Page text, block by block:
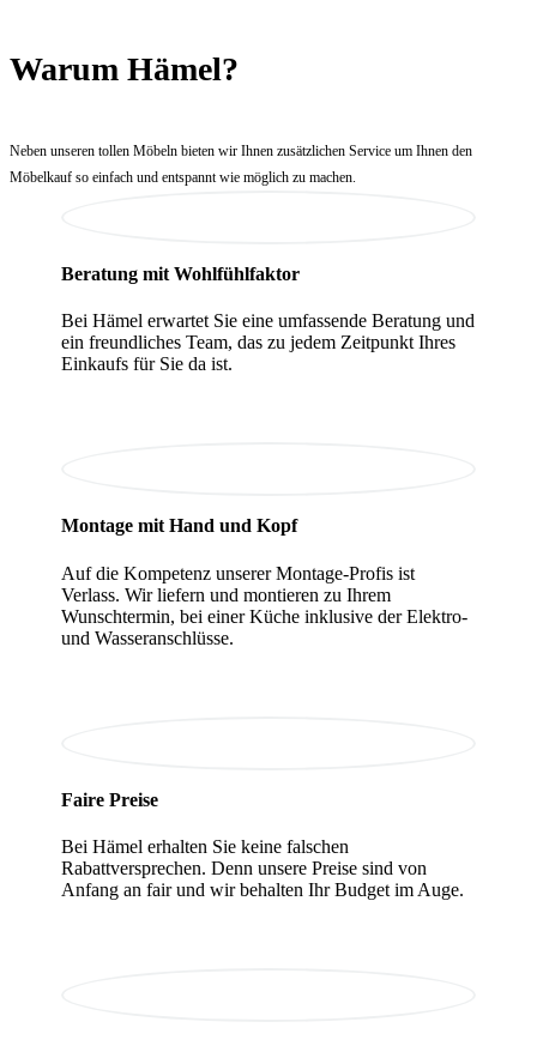
Warum Hämel?
Neben unseren tollen Möbeln bieten wir Ihnen zusätzlichen Service um Ihnen den
Möbelkauf so einfach und entspannt wie möglich zu machen.
Beratung mit Wohlfühlfaktor
Bei Hämel erwartet Sie eine umfassende Beratung und
ein freundliches Team, das zu jedem Zeitpunkt Ihres
Einkaufs für Sie da ist.
Montage mit Hand und Kopf
Auf die Kompetenz unserer Montage-Profis ist
Verlass. Wir liefern und montieren zu Ihrem
Wunschtermin, bei einer Küche inklusive der Elektro-
und Wasseranschlüsse.
Faire Preise
Bei Hämel erhalten Sie keine falschen
Rabattversprechen. Denn unsere Preise sind von
Anfang an fair und wir behalten Ihr Budget im Auge.